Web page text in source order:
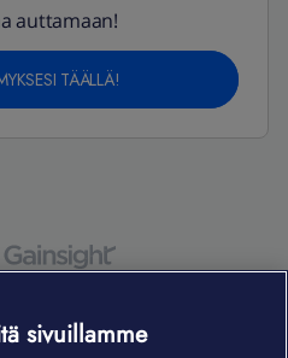
auttamaan!
TÄÄLLÄ!
sivuillamme